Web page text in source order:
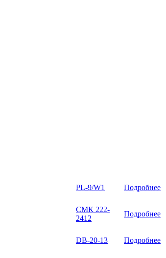
PL-9/W1 Подробнее
СМК 222-
2412
Подробнее
DB-20-13 Подробнее